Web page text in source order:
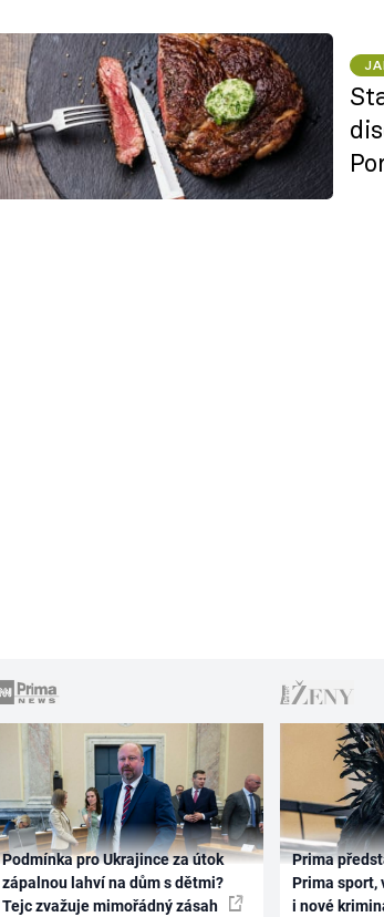
Podmínka pro Ukrajince za útok
zápalnou lahví na dům s dětmi?
Tejc zvažuje mimořádný zásah
Prima
Prima sport,
i nové